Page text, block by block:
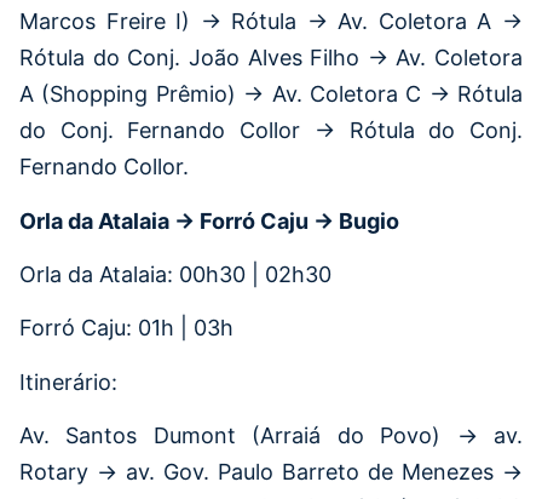
Marcos Freire I) → Rótula → Av. Coletora A →
Rótula do Conj. João Alves Filho → Av. Coletora
A (Shopping Prêmio) → Av. Coletora C → Rótula
do Conj. Fernando Collor → Rótula do Conj.
Fernando Collor.
Orla da Atalaia → Forró Caju → Bugio
Orla da Atalaia: 00h30 | 02h30
Forró Caju: 01h | 03h
Itinerário:
Av. Santos Dumont (Arraiá do Povo) → av.
Rotary → av. Gov. Paulo Barreto de Menezes →